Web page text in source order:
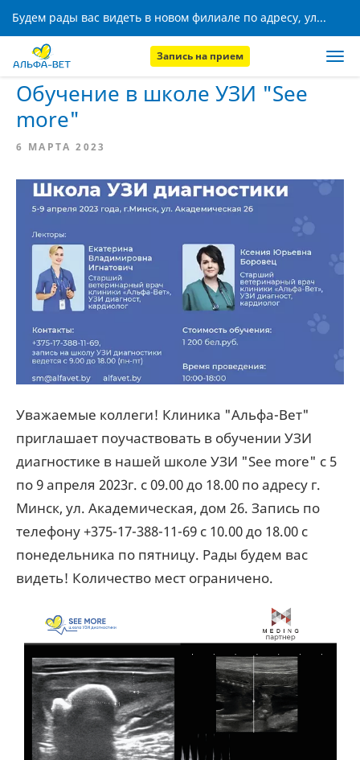
Будем рады вас видеть в новом филиале по адресу, ул. Кижеватова, 8!
Запись на прием
Главная
Обучение в школе УЗИ "See
more"
6 МАРТА 2023
Уважаемые коллеги! Клиника "Альфа-Вет"
приглашает поучаствовать в обучении УЗИ
диагностике в нашей школе УЗИ "See more" с 5
по 9 апреля 2023г. с09.00до 18.00 по адресу г.
Минск, ул. Академическая, дом 26. Запись по
телефону +375-17-388-11-69 с 10.00до 18.00 с
понедельника по пятницу. Рады будем вас
видеть! Количество мест ограничено.